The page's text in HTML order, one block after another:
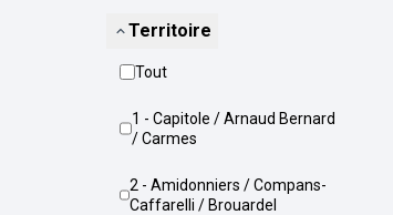
Territoire
Tout
1 - Capitole / Arnaud Bernard
/ Carmes
2 - Amidonniers / Compans-
Caffarelli / Brouardel